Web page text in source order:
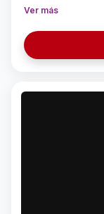
femenino,
conecte de
alrededor de
Ver más